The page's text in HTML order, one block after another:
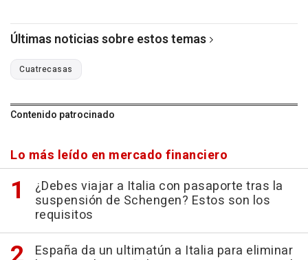
Últimas noticias sobre estos temas
Cuatrecasas
Contenido patrocinado
Lo más leído en mercado financiero
¿Debes viajar a Italia con pasaporte tras la
suspensión de Schengen? Estos son los
requisitos
España da un ultimatún a Italia para eliminar